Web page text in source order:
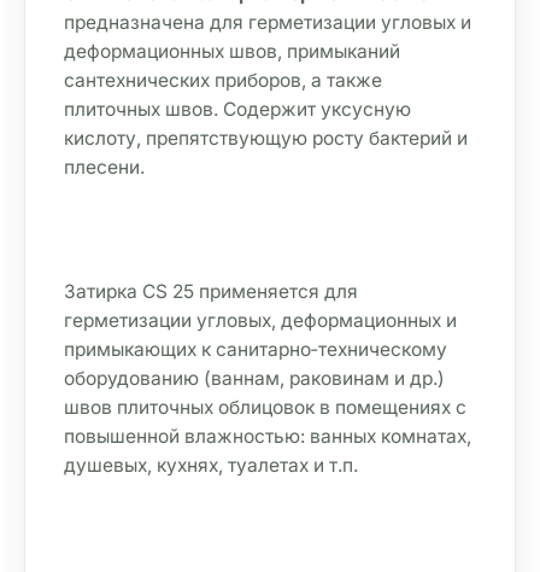
CS25
Песчаник
CS25
прозрачный
CS25 роса
CS25
серебристо
-серый
CS25 серый
шоколад
предназначена для герметизации угловых и
деформационных швов, примыканий
сантехнических приборов, а также
плиточных швов. Содержит уксусную
кислоту, препятствующую росту бактерий и
плесени.
Затирка CS 25 применяется для
герметизации угловых, деформационных и
примыкающих к санитарно‑техническому
оборудованию (ваннам, раковинам и др.)
швов плиточных облицовок в помещениях с
повышенной влажностью: ванных комнатах,
душевых, кухнях, туалетах и т.п.